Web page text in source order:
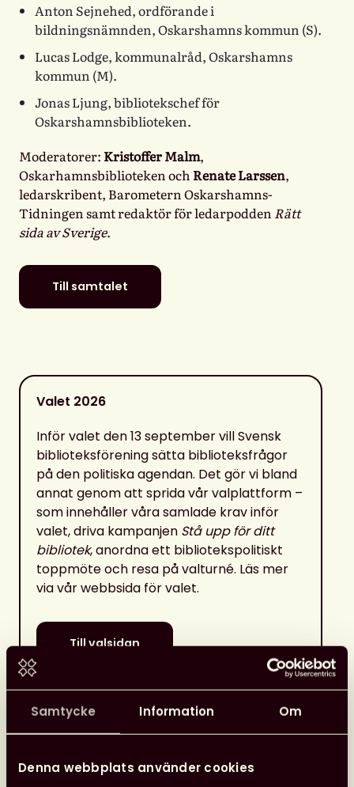
Samtycke Information Om
Denna webbplats använder cookies
Anton Sejnehed, ordförande i
bildningsnämnden, Oskarshamns kommun (S).
Lucas Lodge, kommunalråd, Oskarshamns
kommun (M).
Jonas Ljung, bibliotekschef för
Oskarshamnsbiblioteken.
Moderatorer: Kristoffer Malm,
Oskarhamnsbiblioteken och Renate Larssen,
ledarskribent, Barometern Oskarshamns-
Tidningen samt redaktör för ledarpodden Rätt
sida av Sverige.
Till samtalet
Valet 2026
Inför valet den 13 september vill Svensk
biblioteksförening sätta biblioteksfrågor
på den politiska agendan. Det gör vi bland
annat genom att sprida vår valplattform –
som innehåller våra samlade krav inför
valet, driva kampanjen Stå upp för ditt
bibliotek, anordna ett bibliotekspolitiskt
toppmöte och resa på valturné. Läs mer
via vår webbsida för valet.
Till valsidan